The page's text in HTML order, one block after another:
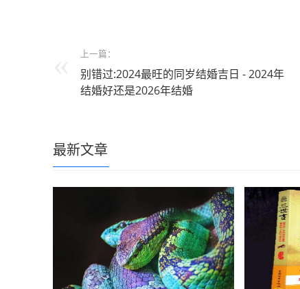
上一篇：
别错过:2024最旺的同岁结婚吉日 - 2024年
结婚好还是2026年结婚
最新文章